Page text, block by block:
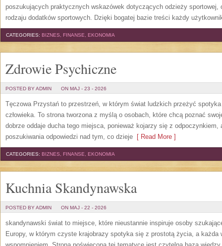
poszukujących praktycznych wskazówek dotyczących odzieży sportowej,
rodzaju dodatków sportowych. Dzięki bogatej bazie treści każdy
CATEGORIES: BIZNES, FINANSE, EKONOMIA
Zdrowie Psychiczne
POSTED BY ADMIN ON MAJ - 23 - 2026
Tęczowa Przystań to przestrzeń, w którym świat ludzkich przeżyć
człowieka. To strona tworzona z myślą o osobach, które chcą poznać
dobrze oddaje ducha tego miejsca, ponieważ kojarzy się z odpoczynkiem,
poszukiwania odpowiedzi nad tym, co dzieje [ Read More ]
CATEGORIES: BIZNES, FINANSE, EKONOMIA
Kuchnia Skandynawska
POSTED BY ADMIN ON MAJ - 22 - 2026
skandynawski świat to miejsce, które nieustannie inspiruje osoby
Europy, w którym czyste krajobrazy spotyka się z prostotą życia, a